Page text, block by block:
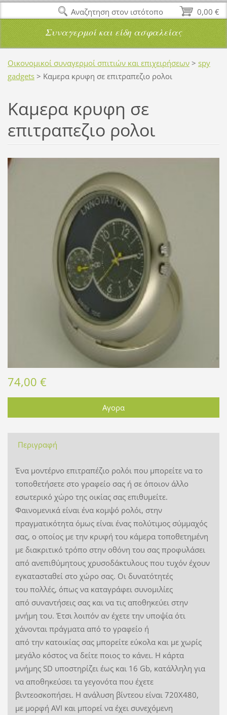
Συναγερμοί και είδη ασφαλείας
Οικονομικοί συναγερμοί σπιτιών και επιχειρήσεων > spy
gadgets > Καμερα κρυφη σε επιτραπεζιο ρολοι
Καμερα κρυφη σε
επιτραπεζιο ρολοι
74,00 €
Περιγραφή
Ένα μοντέρνο επιτραπέζιο ρολόι που μπορείτε να το
τοποθετήσετε στο γραφείο σας ή σε όποιον άλλο
εσωτερικό χώρο της οικίας σας επιθυμείτε.
Φαινομενικά είναι ένα κομψό ρολόι, στην
πραγματικότητα όμως είναι ένας πολύτιμος σύμμαχός
σας, ο οποίος με την κρυφή του κάμερα τοποθετημένη
με διακριτικό τρόπο στην οθόνη του σας προφυλάσει
από ανεπιθύμητους χρυσοδάκτυλους που τυχόν έχουν
εγκατασταθεί στο χώρο σας. Οι δυνατότητές
του πολλές, όπως να καταγράφει συνομιλίες
από συναντήσεις σας και να τις αποθηκεύει στην
μνήμη του. Έτσι λοιπόν αν έχετε την υποψία ότι
χάνονται πράγματα από το γραφείο ή
από την κατοικίας σας μπορείτε εύκολα και με χωρίς
μεγάλο κόστος να δείτε ποιος το κάνει. Η κάρτα
μνήμης SD υποστηρίζει έως και 16 Gb, κατάλληλη για
να αποθηκεύσει τα γεγονότα που έχετε
βιντεοσκοπήσει. Η ανάλυση βίντεου είναι 720Χ480,
με μορφή AVI και μπορεί να έχει συνεχόμενη
0,00 €
Αναζητηση στον ιστότοπο